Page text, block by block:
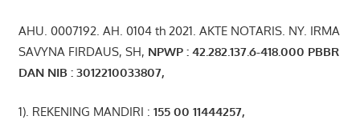
AHU. 0007192. AH. 0104 th 2021. AKTE NOTARIS. NY. IRMA
SAVYNA FIRDAUS, SH, NPWP : 42.282.137.6-418.000 PBBR
DAN NIB :3012210033807,
1). REKENING MANDIRI : 155 00 11444257,